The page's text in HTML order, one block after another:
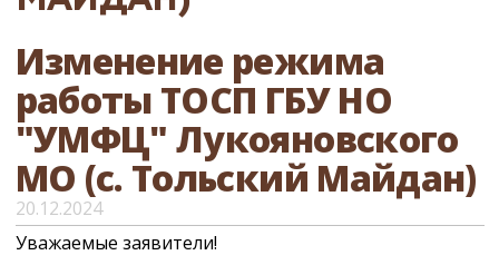
Изменение режима
работы ТОСП ГБУ НО
"УМФЦ" Лукояновского
МО (с. Тольский Майдан)
20.12.2024
Уважаемые заявители!